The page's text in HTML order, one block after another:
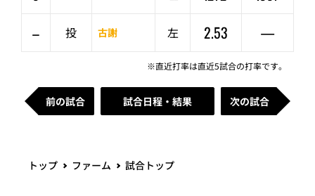
–
投 古謝 左 2.53 —
※直近打率は直近5試合の打率です。
前の試合 試合日程・結果 次の試合
トップ ファーム 試合トップ